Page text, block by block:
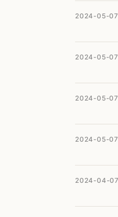
2024-05-07
2024-05-07
2024-05-07
2024-05-07
2024-04-07